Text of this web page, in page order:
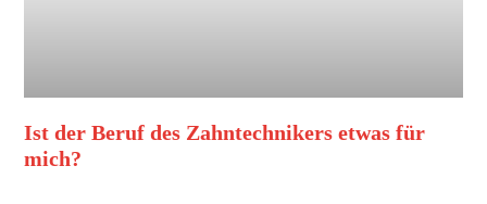
Ist der Beruf des Zahntechnikers etwas für
mich?